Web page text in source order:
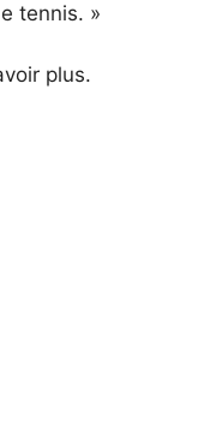
tennis. »
plus.